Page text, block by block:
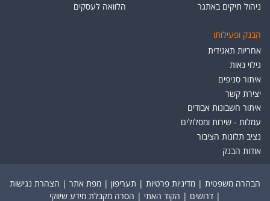
ניהול תיקים באתגר
הלוואה לעסקים
הבנק ופעילותו
אחריות תאגידית
גילוי נאות
איתור סניפים
יצירת קשר
איתור חשבונות אבודים
עמלות - שירות ומסלולים
נציב תלונות הציבור
אודות הבנק
הבהרה משפטית | מדיניות פרטיות | תעריפון | מפת אתר | הצהרת נגישות
| דרושים | הקוד האתי | הסרה מקבלת מידע שיווקי